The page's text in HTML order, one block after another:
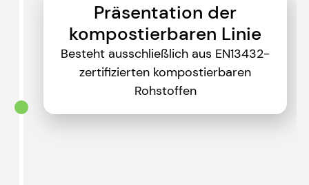
Präsentation der
kompostierbaren Linie
Besteht ausschließlich aus EN13432-
zertifizierten kompostierbaren
Rohstoffen